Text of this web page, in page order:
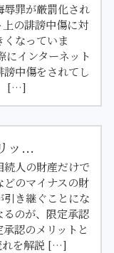
罪が厳罰化され
の誹謗中傷に対
なっていま
にインターネット
謗中傷をされてし
[…]
ッ...
人の財産だけで
のマイナスの財
き継ぐことにな
るのが、限定承認
認のメリットと
れを解説 […]